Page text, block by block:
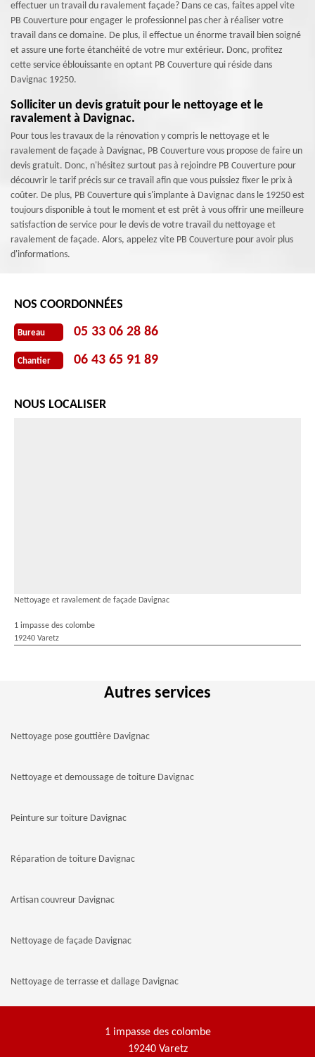
effectuer un travail du ravalement façade? Dans ce cas, faites appel vite
PB Couverture pour engager le professionnel pas cher à réaliser votre
travail dans ce domaine. De plus, il effectue un énorme travail bien soigné
et assure une forte étanchéité de votre mur extérieur. Donc, profitez
cette service éblouissante en optant PB Couverture qui réside dans
Davignac 19250.
Solliciter un devis gratuit pour le nettoyage et le
ravalement à Davignac.
Pour tous les travaux de la rénovation y compris le nettoyage et le
ravalement de façade à Davignac, PB Couverture vous propose de faire un
devis gratuit. Donc, n'hésitez surtout pas à rejoindre PB Couverture pour
découvrir le tarif précis sur ce travail afin que vous puissiez fixer le prix à
coûter. De plus, PB Couverture qui s'implante à Davignac dans le 19250 est
toujours disponible à tout le moment et est prêt à vous offrir une meilleure
satisfaction de service pour le devis de votre travail du nettoyage et
ravalement de façade. Alors, appelez vite PB Couverture pour avoir plus
d'informations.
NOS COORDONNÉES
Bureau 05 33 06 28 86
Chantier 06 43 65 91 89
NOUS LOCALISER
Nettoyage et ravalement de façade Davignac
1 impasse des colombe
19240 Varetz
Autres services
Nettoyage pose gouttière Davignac
Nettoyage et demoussage de toiture Davignac
Peinture sur toiture Davignac
Réparation de toiture Davignac
Artisan couvreur Davignac
Nettoyage de façade Davignac
Nettoyage de terrasse et dallage Davignac
1 impasse des colombe
19240 Varetz